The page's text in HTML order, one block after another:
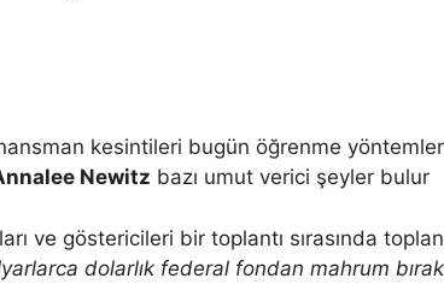
kesintileri bugün öğrenme
Newitz bazı umut verici şeyler bulur
dolarlık federal fondan mahrum